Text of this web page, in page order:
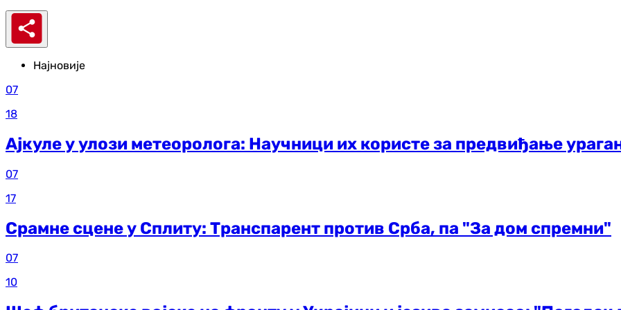
Најновије
07
18
Ајкуле у улози метеоролога: Научници их користе за предвиђање
07
17
Срамне сцене у Сплиту: Транспарент против Срба, па "За дом спремни"
07
10